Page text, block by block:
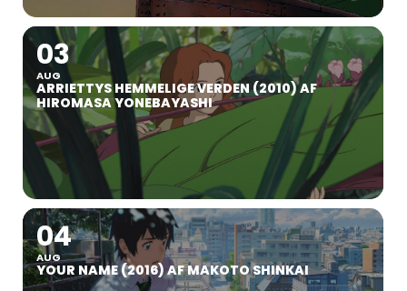
03
AUG
ARRIETTYS HEMMELIGE VERDEN (2010) AF
HIROMASA YONEBAYASHI
04
AUG
YOUR NAME (2016) AF MAKOTO SHINKAI